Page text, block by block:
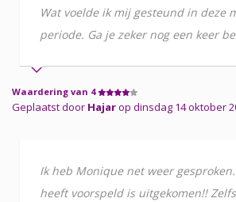
Wat voelde ik mij gesteund in deze
periode. Ga je zeker nog een keer
Waardering van 4
Geplaatst door Hajarop dinsdag 14 oktober
Ik heb Monique net weer
heeft voorspeld is uitgekomen!!